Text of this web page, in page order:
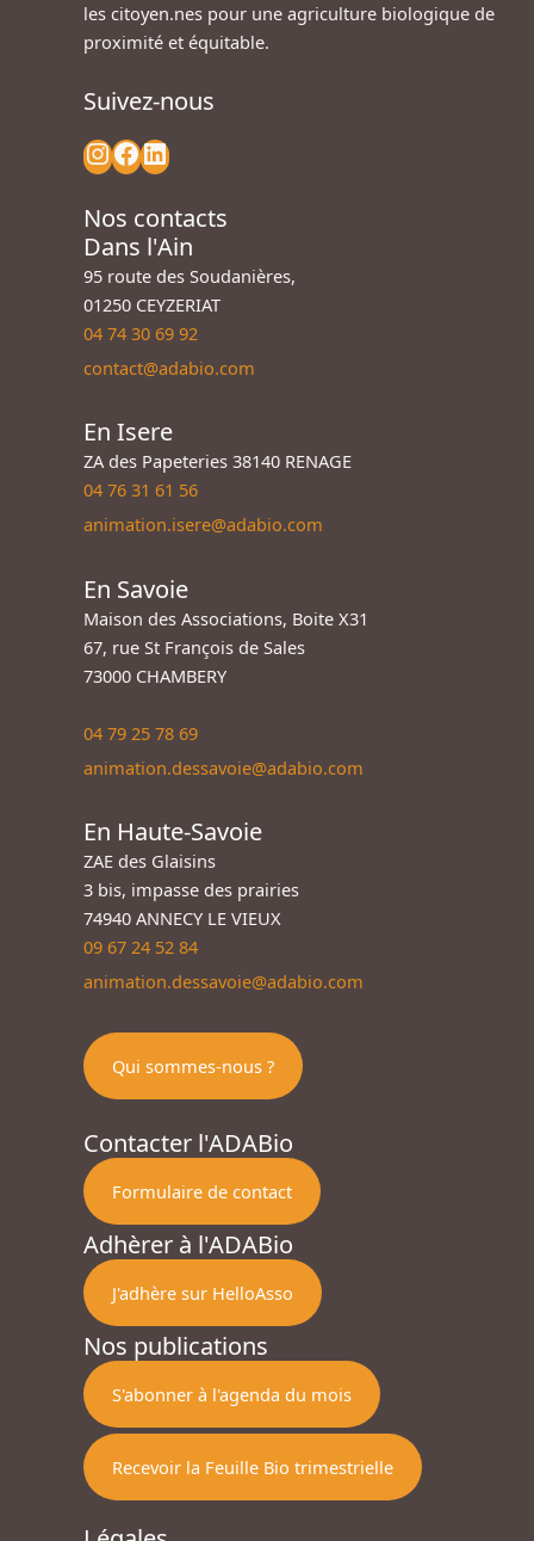
les citoyen.nes pour une agriculture biologique de
proximité et équitable.
Suivez-nous
Nos contacts
Dans l'Ain
95 route des Soudanières,
01250 CEYZERIAT
04 74 30 69 92
contact@adabio.com
En Isere
ZA des Papeteries 38140 RENAGE
04 76 31 61 56
animation.isere@adabio.com
En Savoie
Maison des Associations, Boite X31
67, rue St François de Sales
73000 CHAMBERY
04 79 25 78 69
animation.dessavoie@adabio.com
En Haute-Savoie
ZAE des Glaisins
3 bis, impasse des prairies
74940 ANNECY LE VIEUX
09 67 24 52 84
animation.dessavoie@adabio.com
Qui sommes-nous ?
Contacter l'ADABio
Formulaire de contact
Adhèrer à l'ADABio
J'adhère sur HelloAsso
Nos publications
S'abonner à l'agenda du mois
Recevoir la Feuille Bio trimestrielle